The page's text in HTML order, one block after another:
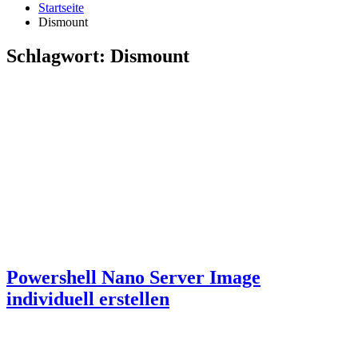
Startseite
Dismount
Schlagwort: Dismount
Powershell Nano Server Image
individuell erstellen